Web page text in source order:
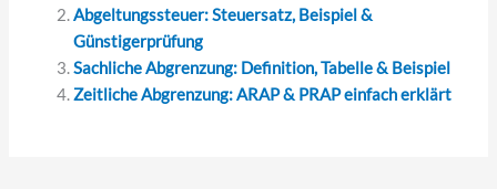
Abgeltungssteuer: Steuersatz, Beispiel &
Günstigerprüfung
Sachliche Abgrenzung: Definition, Tabelle & Beispiel
Zeitliche Abgrenzung: ARAP & PRAP einfach erklärt